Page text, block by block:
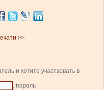
>>
и хотите участвовать в
, пароль